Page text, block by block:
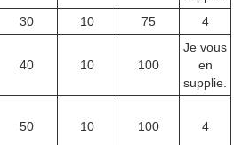
30 10 75 4
40 10 100
Je vous
en
supplie.
50 10 100 4